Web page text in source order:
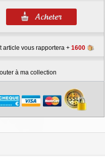
article vous rapportera + 1600
à ma collection